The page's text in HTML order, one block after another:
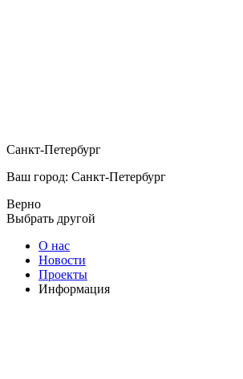
Санкт-Петербург
Ваш город: Санкт-Петербург
Верно
Выбрать другой
О нас
Новости
Проекты
Информация